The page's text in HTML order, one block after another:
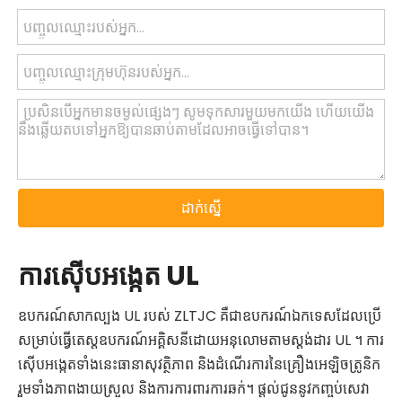
ដាក់ស្នើ
ការស៊ើបអង្កេត UL
ឧបករណ៍សាកល្បង UL របស់ ZLTJC គឺជាឧបករណ៍ឯកទេសដែលប្រើ
សម្រាប់ធ្វើតេស្តឧបករណ៍អគ្គិសនីដោយអនុលោមតាមស្តង់ដារ UL ។ ការ
ស៊ើបអង្កេតទាំងនេះធានាសុវត្ថិភាព និងដំណើរការនៃគ្រឿងអេឡិចត្រូនិក
រួមទាំងភាពងាយស្រួល និងការការពារការឆក់។ ផ្តល់ជូននូវកញ្ចប់សេវា